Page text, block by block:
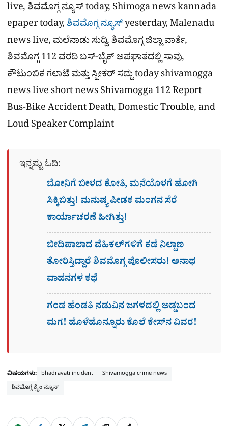
live, ಶಿವಮೊಗ್ಗ ನ್ಯೂಸ್ today, Shimoga news kannada
epaper today,ಶಿವಮೊಗ್ಗ ನ್ಯೂಸ್yesterday, Malenadu
news live, ಮಲೆನಾಡು ಸುದ್ದಿ, ಶಿವಮೊಗ್ಗ ಜಿಲ್ಲಾ ವಾರ್ತೆ,
ಶಿವಮೊಗ್ಗ 112 ವರದಿ ಬಸ್-ಬೈಕ್ ಅಪಘಾತದಲ್ಲಿ ಸಾವು,
ಕೌಟುಂಬಿಕ ಗಲಾಟೆ ಮತ್ತು ಸ್ಪೀಕರ್‌ ಸದ್ದು today shivamogga
news live short news Shivamogga 112 Report
Bus-Bike Accident Death, Domestic Trouble, and
Loud Speaker Complaint
ಇನ್ನಷ್ಟು ಓದಿ:
ಬೋನಿಗೆ ಬೀಳದ ಕೋತಿ, ಮನೆಯೊಳಗೆ ಹೋಗಿ
ಸಿಕ್ಕಿಬಿತ್ತು! ಮನುಷ್ಯ ಪೀಡಕ ಮಂಗನ ಸೆರೆ
ಕಾರ್ಯಾಚರಣೆ ಹೀಗಿತ್ತು!
ಬೀದಿಪಾಲಾದ ವೆಹಿಕಲ್​ಗಳಿಗೆ ಕಡೆ ನಿಲ್ದಾಣ
ತೋರಿಸ್ತಿದ್ದಾರೆ ಶಿವಮೊಗ್ಗ ಪೊಲೀಸರು! ಅನಾಥ
ವಾಹನಗಳ ಕಥೆ
ಗಂಡ ಹೆಂಡತಿ ನಡುವಿನ ಜಗಳದಲ್ಲಿ ಅಡ್ಡಬಂದ
ಮಗ! ಹೊಳೆಹೊನ್ನೂರು ಕೊಲೆ ಕೇಸ್​ನ ವಿವರ!
ವಿಷಯಗಳು: bhadravati incident
Shivamogga crime news
ಶಿವಮೊಗ್ಗ ಕ್ರೈಂ ನ್ಯೂಸ್